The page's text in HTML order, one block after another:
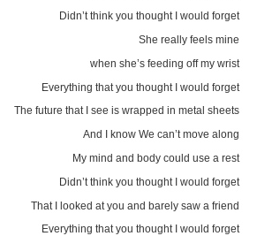
Didn’t think you thought I would forget
She really feels mine
when she’s feeding off my wrist
Everything that you thought I would forget
The future that I see is wrapped in metal sheets
And I know We can’t move along
My mind and body could use a rest
Didn’t think you thought I would forget
That I looked at you and barely saw a friend
Everything that you thought I would forget